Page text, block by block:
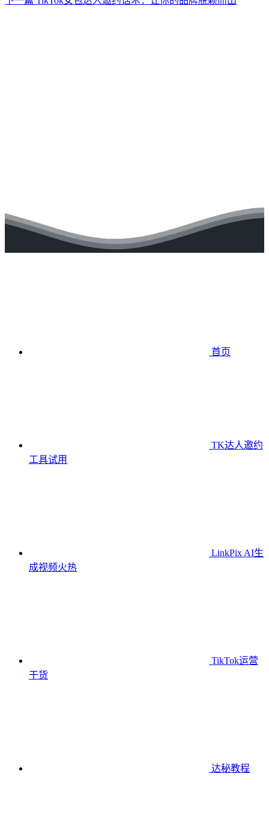
首页
TK达人邀约
工具试用
LinkPix AI生
成视频火热
TikTok运营
干货
达秘教程